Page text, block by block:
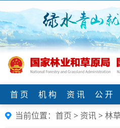
首 页 机 构 资 讯 公 开
当前位置： 首页 > 资讯>林